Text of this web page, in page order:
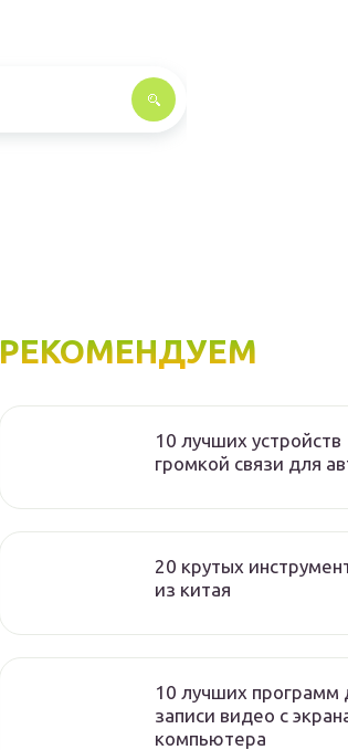
РЕКОМЕНДУЕМ
10 лучших устройств
громкой связи для
20 крутых
из китая
10 лучших программ
записи видео с
компьютера